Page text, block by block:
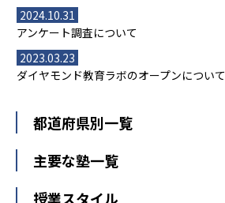
2024.10.31
アンケート調査について
2023.03.23
ダイヤモンド教育ラボのオープンについて
都道府県別一覧
北海道・東北
山形県
福島県
主要な塾一覧
【掲載塾一覧を見る】
授業スタイル